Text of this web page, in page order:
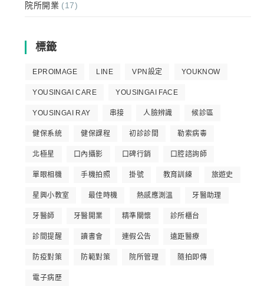
院所開業 (17)
標籤
EPROIMAGE LINE VPN設定 YOUKNOW
YOUSINGAI CARE YOUSINGAI FACE
YOUSINGAI RAY 串接 人臉辨識 候診區
健保系統 健保課程 初診診間 勒索病毒
北極星 口內攝影 口碑行銷 口腔諮詢師
單眼相機 手機拍照 掛號 教育訓練 旅遊史
星興小教室 最佳時機 熱感應測溫 牙醫助理
牙醫師 牙醫開業 精準關懷 診所櫃台
診間提醒 讀書會 連假公告 遠距醫療
防疫對策 防範對策 院所管理 隨拍即傳
電子病歷